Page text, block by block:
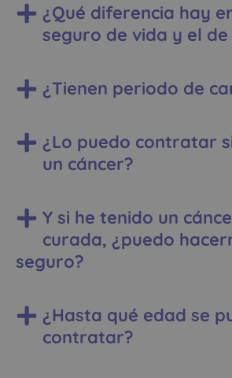
¿Qué diferencia hay
seguro de vida y el de
¿Tienen periodo de
¿Lo puedo contratar
un cáncer?
Y si he tenido un
curada, ¿puedo
seguro?
¿Hasta qué edad se
contratar?